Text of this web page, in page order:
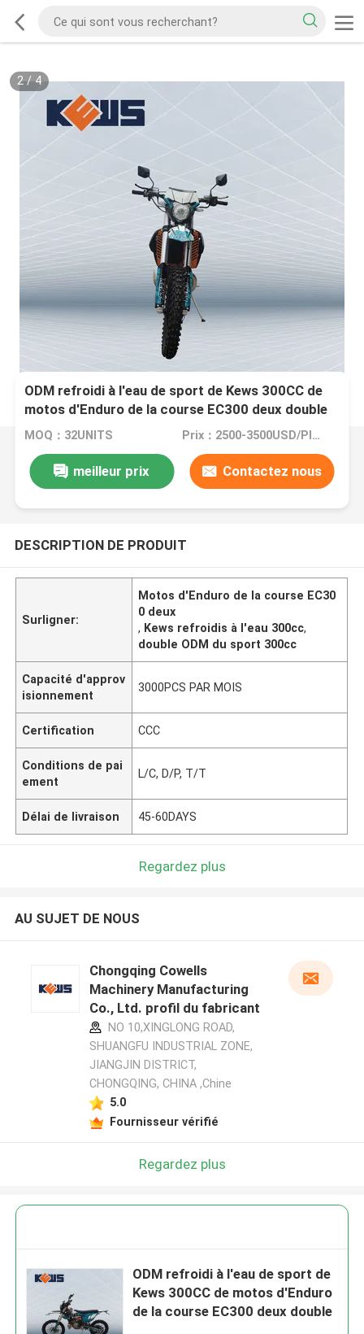
2/4
ODM refroidi à l'eau de sport de Kews 300CC de
motos d'Enduro de la course EC300 deux double
MOQ：32UNITS Prix：2500-3500USD/PIECE
meilleur prix Contactez nous
DESCRIPTION DE PRODUIT
Surligner:
Motos d'Enduro de la course EC30
0 deux
, Kews refroidis à l'eau 300cc,
double ODM du sport 300cc
Capacité d'approv
isionnement
3000PCS PAR MOIS
Certification CCC
Conditions de pai
ement
L/C, D/P, T/T
Délai de livraison 45-60DAYS
Regardez plus
AU SUJET DE NOUS
Chongqing Cowells
Machinery Manufacturing
Co., Ltd. profil du fabricant
NO 10,XINGLONG ROAD,
SHUANGFU INDUSTRIAL ZONE,
JIANGJIN DISTRICT,
CHONGQING, CHINA ,Chine
5.0
Fournisseur vérifié
Regardez plus
ODM refroidi à l'eau de sport de
Kews 300CC de motos d'Enduro
de la course EC300 deux double